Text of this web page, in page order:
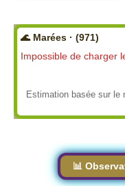
🌊 Marées · (971)
Impossible de charger
Estimation basée sur le
📊